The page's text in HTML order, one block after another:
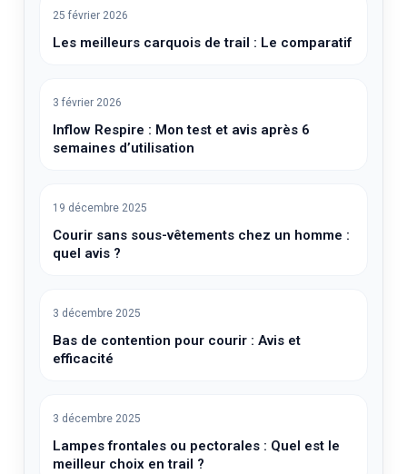
25 février 2026
Les meilleurs carquois de trail : Le comparatif
3 février 2026
Inflow Respire : Mon test et avis après 6
semaines d’utilisation
19 décembre 2025
Courir sans sous-vêtements chez un homme :
quel avis ?
3 décembre 2025
Bas de contention pour courir : Avis et
efficacité
3 décembre 2025
Lampes frontales ou pectorales : Quel est le
meilleur choix en trail ?